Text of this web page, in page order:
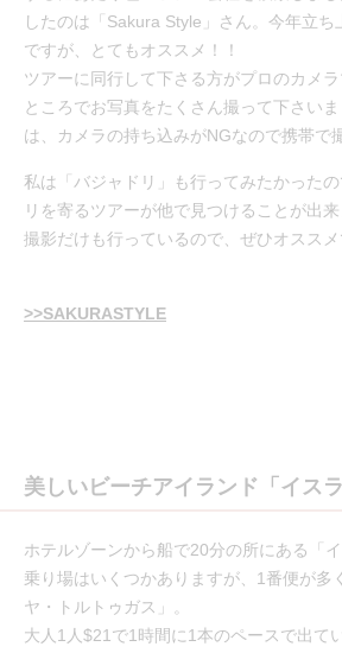
したのは「Sakura Style」さん。今年立ち
ですが、とてもオススメ！！
ツアーに同行して下さる方がプロのカメ
ところでお写真をたくさん撮って下さい
は、カメラの持ち込みがNGなので携帯で
私は「バジャドリ」も行ってみたかった
リを寄るツアーが他で見つけることが出
撮影だけも行っているので、ぜひオススメ
>>SAKURASTYLE
美しいビーチアイランド「イス
ホテルゾーンから船で20分の所にある「
乗り場はいくつかありますが、1番便が多
ヤ・トルトゥガス」。
大人1人$21で1時間に1本のペースで出て